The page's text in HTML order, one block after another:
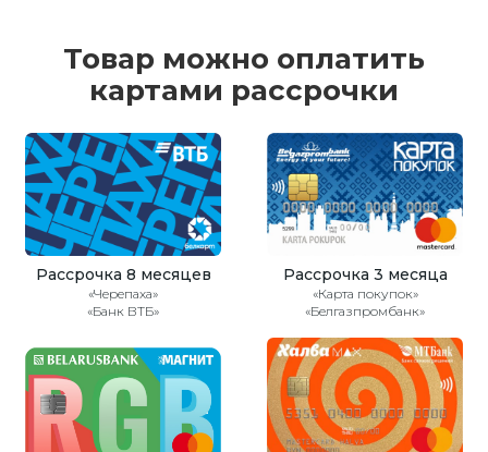
Товар можно оплатить
картами рассрочки
Рассрочка 8 месяцев
«Черепаха»
«Банк ВТБ»
Рассрочка 3 месяца
«Карта покупок»
«Белгазпромбанк»